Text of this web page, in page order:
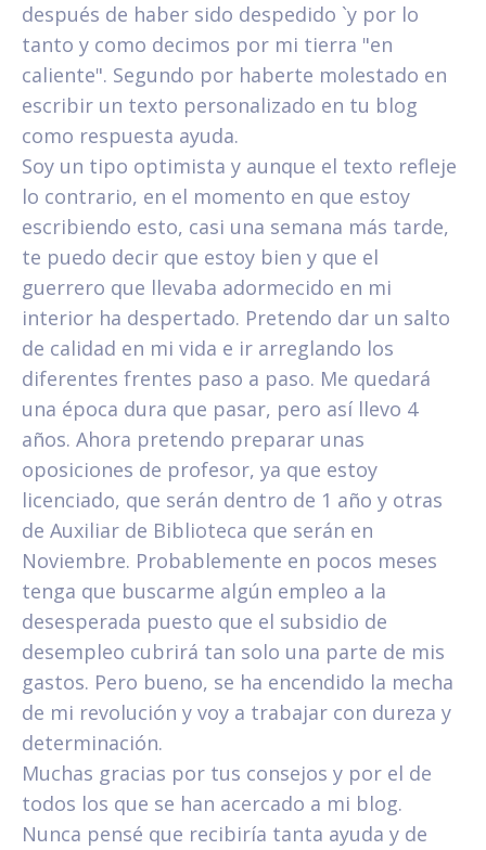
después de haber sido despedido `y por lo
tanto y como decimos por mi tierra "en
caliente". Segundo por haberte molestado en
escribir un texto personalizado en tu blog
como respuesta ayuda.
Soy un tipo optimista y aunque el texto refleje
lo contrario, en el momento en que estoy
escribiendo esto, casi una semana más tarde,
te puedo decir que estoy bien y que el
guerrero que llevaba adormecido en mi
interior ha despertado. Pretendo dar un salto
de calidad en mi vida e ir arreglando los
diferentes frentes paso a paso. Me quedará
una época dura que pasar, pero así llevo 4
años. Ahora pretendo preparar unas
oposiciones de profesor, ya que estoy
licenciado, que serán dentro de 1 año y otras
de Auxiliar de Biblioteca que serán en
Noviembre. Probablemente en pocos meses
tenga que buscarme algún empleo a la
desesperada puesto que el subsidio de
desempleo cubrirá tan solo una parte de mis
gastos. Pero bueno, se ha encendido la mecha
de mi revolución y voy a trabajar con dureza y
determinación.
Muchas gracias por tus consejos y por el de
todos los que se han acercado a mi blog.
Nunca pensé que recibiría tanta ayuda y de